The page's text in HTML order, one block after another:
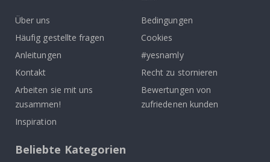
Über uns
Häufig gestellte fragen
Anleitungen
Kontakt
Arbeiten sie mit uns
zusammen!
Inspiration
Bedingungen
Cookies
#yesnamly
Recht zu stornieren
Bewertungen von
zufriedenen kunden
Beliebte Kategorien